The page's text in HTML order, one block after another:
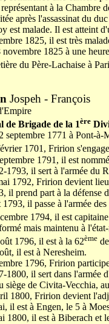
à la Chambre
après l'assassinat du
est malade. Il est atteint
1825, il est très
novembre 1825 à une
du Père-Lachaise à
Jospeh - François
de Brigade de la 1ère
septembre 1771 à Pont-
1701, Fririon
1791, il est
1793, il sert à l'armée du
1792, Fririon devient
il prend part à la défense
1793, il passe à l'armée
1794, il est
mais maintenu à
1796, il est à la 62ème
il est à Neresheim.
1796, Fririon
1800, il sert dans l'armée
siège de Civita-Vecchia,
1800, Fririon devient
il est à Engen, le 5 à
1800, il est à Biberach et